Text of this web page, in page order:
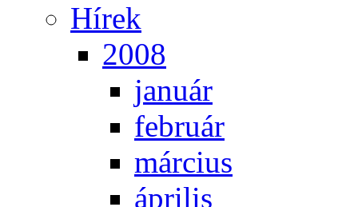
Hí­rek
2008
ja­nu­ár
feb­ru­ár
már­ci­us
áp­ri­lis